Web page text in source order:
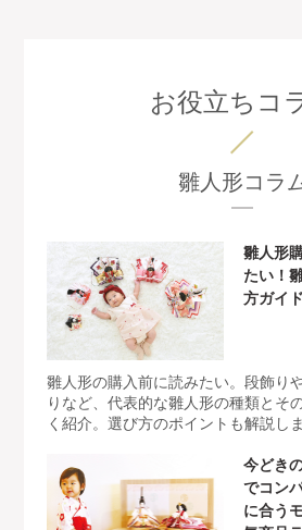
お役立ちコ
雛人形コラ
雛人形
たい！
方ガイド
雛人形の購入前に読みたい。段飾り
りなど、代表的な雛人形の種類とそ
く紹介。選び方のポイントも解説し
今どき
でコン
に合う